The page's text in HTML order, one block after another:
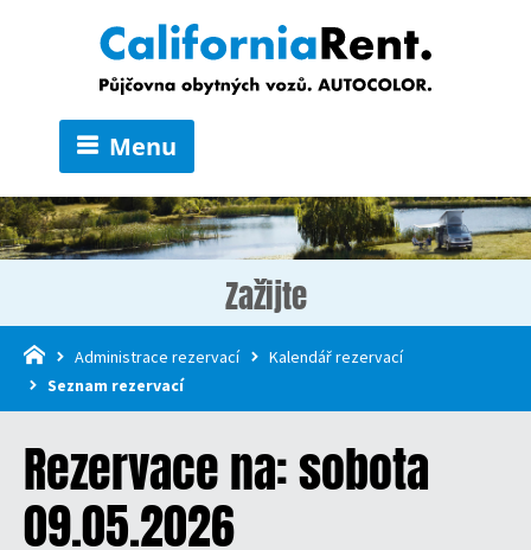
Menu
Zažijte
Administrace rezervací
Kalendář rezervací
Seznam rezervací
Rezervace na: sobota
09.05.2026